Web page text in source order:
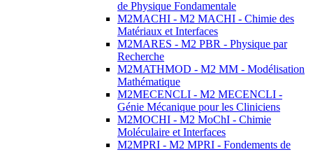
de Physique Fondamentale
M2MACHI - M2 MACHI - Chimie des
Matériaux et Interfaces
M2MARES - M2 PBR - Physique par
Recherche
M2MATHMOD - M2 MM - Modélisation
Mathématique
M2MECENCLI - M2 MECENCLI -
Génie Mécanique pour les Cliniciens
M2MOCHI - M2 MoChI - Chimie
Moléculaire et Interfaces
M2MPRI - M2 MPRI - Fondements de